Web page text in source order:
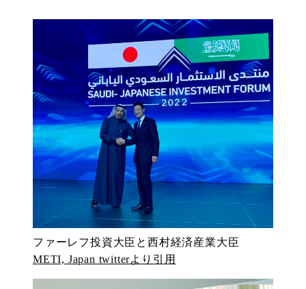
ファーレフ投資大臣と西村経済産業大臣
METI, Japan twitterより引用